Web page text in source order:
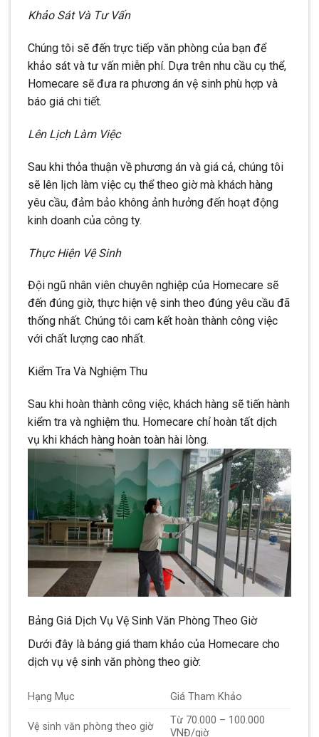
Khảo Sát Và Tư Vấn
Chúng tôi sẽ đến trực tiếp văn phòng của bạn để
khảo sát và tư vấn miễn phí. Dựa trên nhu cầu cụ thể,
Homecare sẽ đưa ra phương án vệ sinh phù hợp và
báo giá chi tiết.
Lên Lịch Làm Việc
Sau khi thỏa thuận về phương án và giá cả, chúng tôi
sẽ lên lịch làm việc cụ thể theo giờ mà khách hàng
yêu cầu, đảm bảo không ảnh hưởng đến hoạt động
kinh doanh của công ty.
Thực Hiện Vệ Sinh
Đội ngũ nhân viên chuyên nghiệp của Homecare sẽ
đến đúng giờ, thực hiện vệ sinh theo đúng yêu cầu đã
thống nhất. Chúng tôi cam kết hoàn thành công việc
với chất lượng cao nhất.
Kiểm Tra Và Nghiệm Thu
Sau khi hoàn thành công việc, khách hàng sẽ tiến hành
kiểm tra và nghiệm thu. Homecare chỉ hoàn tất dịch
vụ khi khách hàng hoàn toàn hài lòng.
Bảng Giá Dịch Vụ Vệ Sinh Văn Phòng Theo Giờ
Dưới đây là bảng giá tham khảo của Homecare cho
dịch vụ vệ sinh văn phòng theo giờ:
Hạng Mục Giá Tham Khảo
Vệ sinh văn phòng theo giờ
Từ 70.000 – 100.000
VNĐ/giờ